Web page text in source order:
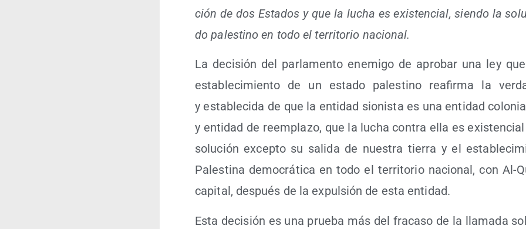
ción de dos Esta­dos y que la lucha es exis­ten­cial, sien­do la
do pales­tino en todo el terri­to­rio nacional.
La deci­sión del par­la­men­to enemi­go de apro­bar una ley
esta­ble­ci­mien­to de un esta­do pales­tino reafir­ma la
y esta­ble­ci­da de que la enti­dad sio­nis­ta es una enti­dad
y enti­dad de reem­pla­zo, que la lucha con­tra ella es
solu­ción excep­to su sali­da de nues­tra tie­rra y el
Pales­ti­na demo­crá­ti­ca en todo el terri­to­rio nacio­nal, con Al-
capi­tal, des­pués de la expul­sión de esta entidad.
Esta deci­sión es una prue­ba más del fra­ca­so de la lla­ma­da